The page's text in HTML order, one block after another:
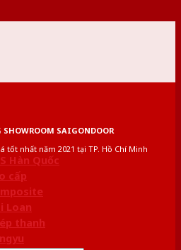
SHOWROOM SAIGONDOOR
tốt nhất năm 2021 tại TP. Hồ Chí Minh
Hàn Quốc
cấp
Loan
thanh